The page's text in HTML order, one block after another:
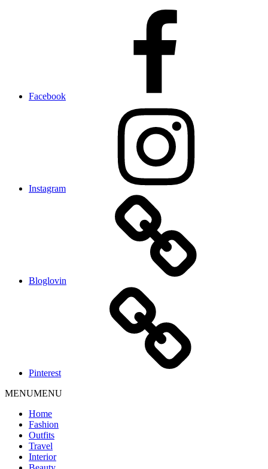
Facebook
Instagram
Bloglovin
Pinterest
MENUMENU
Home
Fashion
Outfits
Travel
Interior